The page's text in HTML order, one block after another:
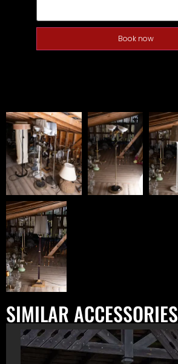
Book now
SIMILAR ACCESSORIES